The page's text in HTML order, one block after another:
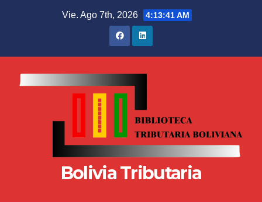
Vie. Ago 7th, 2026 4:13:42 AM
Bolivia Tributaria